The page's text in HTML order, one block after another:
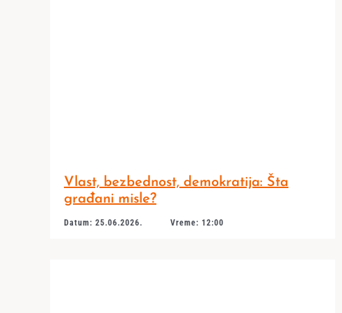
Vlast, bezbednost, demokratija: Šta
građani misle?
Datum: 25.06.2026. Vreme: 12:00